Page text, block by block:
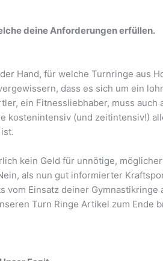
deine Anforderungen erfüllen.
Hand, für welche Turnringe aus
dass es sich um ein
ein Fitnessliebhaber, muss auch
kostenintensiv (und zeitintensiv!)
kein Geld für unnötige,
als nun gut informierter
vom Einsatz deiner Gymnastikringe
Turn Ringe Artikel zum Ende